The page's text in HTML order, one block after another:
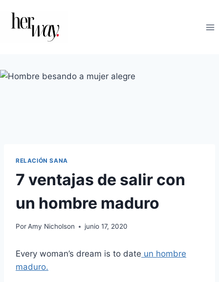
contenido
RELACIÓN SANA
7 ventajas de salir con
un hombre maduro
PorAmy Nicholson junio 17, 2020
Every woman’s dream is to date un hombre
maduro.